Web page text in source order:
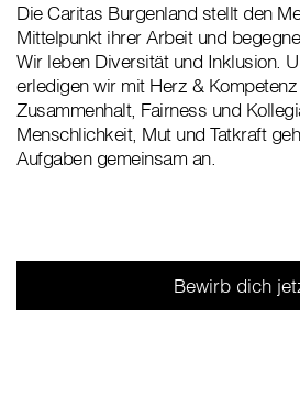
Die Caritas Burgenland stellt den
Mittelpunkt ihrer Arbeit und
Wir leben Diversität und Inklusion.
erledigen wir mit Herz &
Zusammenhalt, Fairness und
Menschlichkeit, Mut und Tatkraft
Aufgaben gemeinsam an.
Bewirb dich